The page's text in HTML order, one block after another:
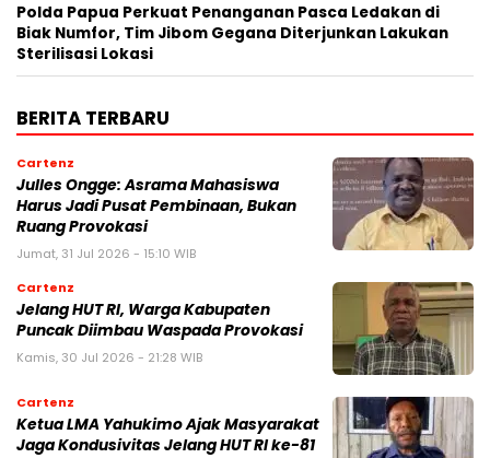
Polda Papua Perkuat Penanganan Pasca Ledakan di
Biak Numfor, Tim Jibom Gegana Diterjunkan Lakukan
Sterilisasi Lokasi
BERITA TERBARU
Cartenz
Julles Ongge: Asrama Mahasiswa
Harus Jadi Pusat Pembinaan, Bukan
Ruang Provokasi
Jumat, 31 Jul 2026 - 15:10 WIB
Cartenz
Jelang HUT RI, Warga Kabupaten
Puncak Diimbau Waspada Provokasi
Kamis, 30 Jul 2026 - 21:28 WIB
Cartenz
Ketua LMA Yahukimo Ajak Masyarakat
Jaga Kondusivitas Jelang HUT RI ke-81